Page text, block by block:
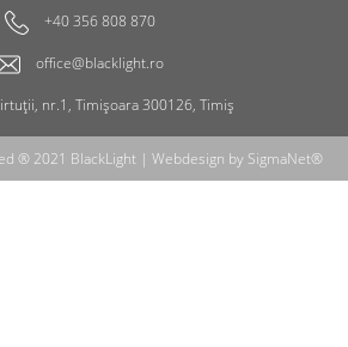
+40 356 808 870
office@blacklight.ro
nr.1, Timișoara 300126, Timiș
® 2021 BlackLight | Webdesign by SigmaNet®